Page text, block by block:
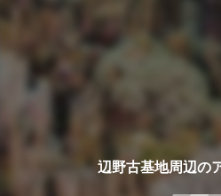
辺野古基地周辺の